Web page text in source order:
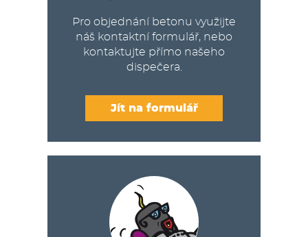
Pro objednání betonu využijte
náš kontaktní formulář, nebo
kontaktujte přímo našeho
dispečera.
Jít na formulář